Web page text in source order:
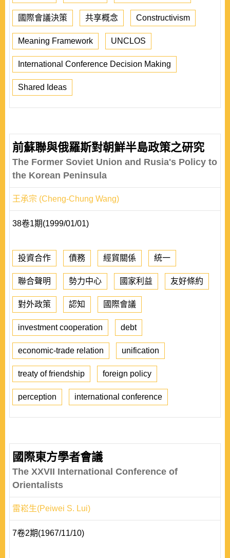
國際會議決策 共享概念 Constructivism
Meaning Framework UNCLOS
International Conference Decision Making
Shared Ideas
前蘇聯與俄羅斯對朝鮮半島政策之研究
The Former Soviet Union and Rusia's Policy to
the Korean Peninsula
王承宗 (Cheng-Chung Wang)
38卷1期(1999/01/01)
投資合作 債務 經貿關係 統一
聯合聲明 勢力中心 國家利益 友好條約
對外政策 認知 國際會議
investment cooperation debt
economic-trade relation unification
treaty of friendship foreign policy
perception international conference
國際東方學者會議
The XXVII International Conference of
Orientalists
雷崧生(Peiwei S. Lui)
7卷2期(1967/11/10)